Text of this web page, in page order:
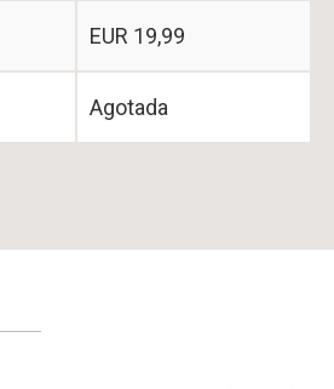
EUR 19,99
Agotada